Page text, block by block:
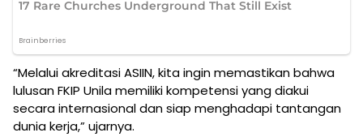
“Melalui akreditasi ASIIN, kita ingin memastikan bahwa
lulusan FKIP Unila memiliki kompetensi yang diakui
secara internasional dan siap menghadapi tantangan
dunia kerja,” ujarnya.